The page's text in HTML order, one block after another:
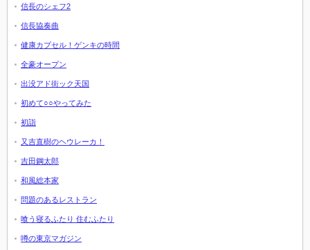
信長のシェフ2
信長協奏曲
健康カプセル！ゲンキの時間
全豪オープン
出没アド街ック天国
初めて○○やってみた
初詣
又吉直樹のヘウレーカ！
吉田鋼太郎
和風総本家
問題のあるレストラン
喰う寝るふたり 住むふたり
噂の東京マガジン